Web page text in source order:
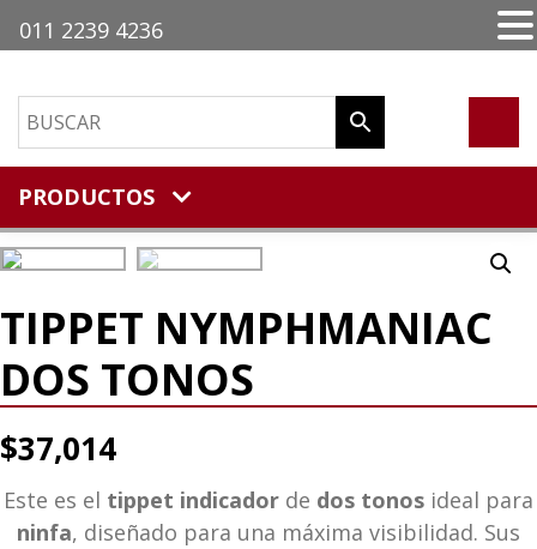
PRODUCTOS
TIPPET NYMPHMANIAC
DOS TONOS
$37,014
Este es el tippet indicador de dos tonos ideal para
ninfa, diseñado para una máxima visibilidad. Sus
011 2239 4236